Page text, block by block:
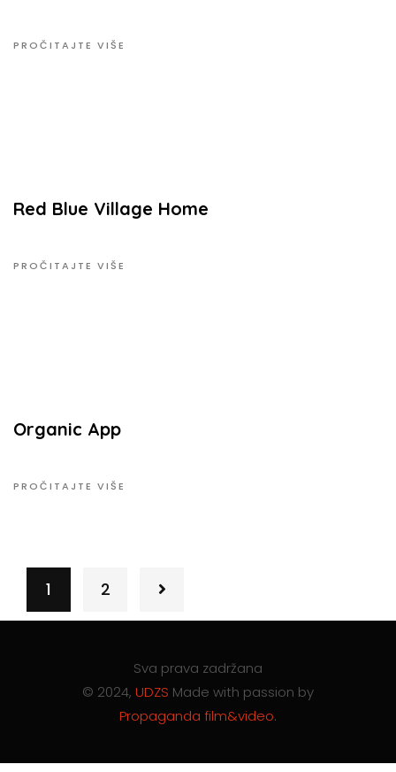
PROČITAJTE VIŠE
Red Blue Village Home
PROČITAJTE VIŠE
Organic App
PROČITAJTE VIŠE
1 2
Sva prava zadržana
© 2024, UDZS Made with passion by
Propaganda film&video.